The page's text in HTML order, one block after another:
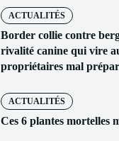
ACTUALITÉS
Border collie contre
rivalité canine qui vire
propriétaires mal
ACTUALITÉS
Ces 6 plantes mortelles